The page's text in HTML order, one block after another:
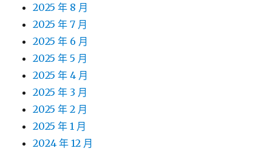
2025 年 8 月
2025 年 7 月
2025 年 6 月
2025 年 5 月
2025 年 4 月
2025 年 3 月
2025 年 2 月
2025 年 1 月
2024 年 12 月